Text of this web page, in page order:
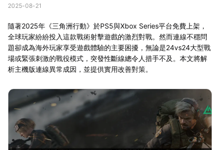
2025-08-21
隨著2025年《三角洲行動》於PS5與Xbox Series平台免費上架，
全球玩家紛紛投入這款戰術射擊遊戲的激烈對戰。然而連線不穩問
題卻成為海外玩家享受遊戲體驗的主要困擾，無論是24vs24大型戰
場或緊張刺激的戰役模式，突發性斷線總令人措手不及。本文將解
析主機版連線異常成因，並提供實用改善對策。